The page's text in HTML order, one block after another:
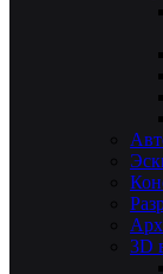
3D